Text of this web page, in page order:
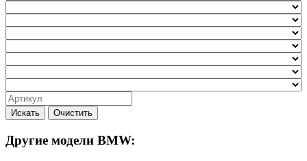
Искать Очистить
Другие модели BMW: